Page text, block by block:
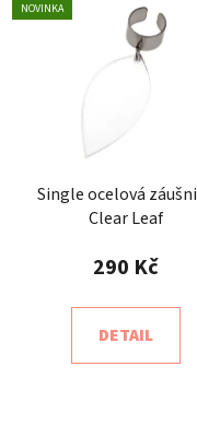
NOVINKA
Single ocelová
Clear Leaf
290 Kč
DETAIL